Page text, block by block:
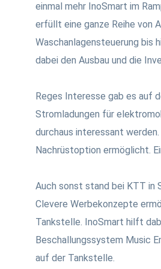
einmal mehr InoSmart im
erfüllt eine ganze Reihe von
Waschanlagensteuerung bis
dabei den Ausbau und die
Reges Interesse gab es auf
Stromladungen für
durchaus interessant
Nachrüstoption ermöglicht.
Auch sonst stand bei KTT in
Clevere Werbekonzepte
Tankstelle. InoSmart hilft
Beschallungssystem Music
auf der Tankstelle.